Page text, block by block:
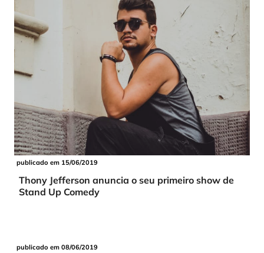
publicado em 15/06/2019
Thony Jefferson anuncia o seu primeiro show de
Stand Up Comedy
publicado em 08/06/2019